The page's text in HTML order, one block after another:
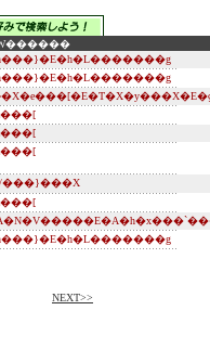
���}���X
NEXT>>